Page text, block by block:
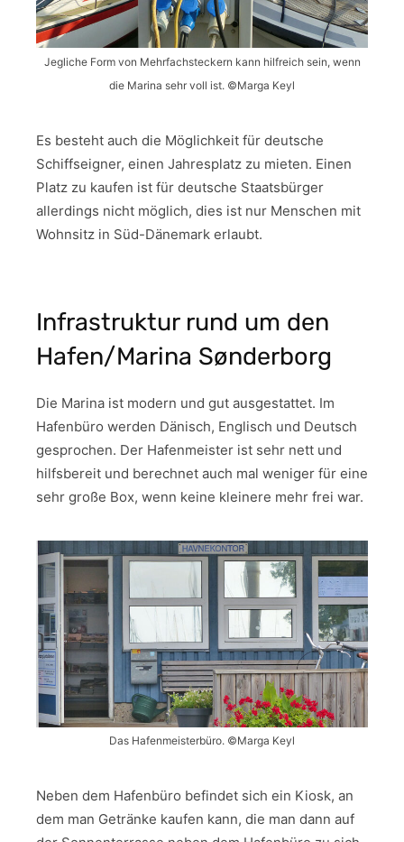
Jegliche Form von Mehrfachsteckern kann hilfreich sein, wenn
die Marina sehr voll ist. ©Marga Keyl
Es besteht auch die Möglichkeit für deutsche
Schiffseigner, einen Jahresplatz zu mieten. Einen
Platz zu kaufen ist für deutsche Staatsbürger
allerdings nicht möglich, dies ist nur Menschen mit
Wohnsitz in Süd-Dänemark erlaubt.
Infrastruktur rund um den
Hafen/Marina Sønderborg
Die Marina ist modern und gut ausgestattet. Im
Hafenbüro werden Dänisch, Englisch und Deutsch
gesprochen. Der Hafenmeister ist sehr nett und
hilfsbereit und berechnet auch mal weniger für eine
sehr große Box, wenn keine kleinere mehr frei war.
Das Hafenmeisterbüro. ©Marga Keyl
Neben dem Hafenbüro befindet sich ein Kiosk, an
dem man Getränke kaufen kann, die man dann auf